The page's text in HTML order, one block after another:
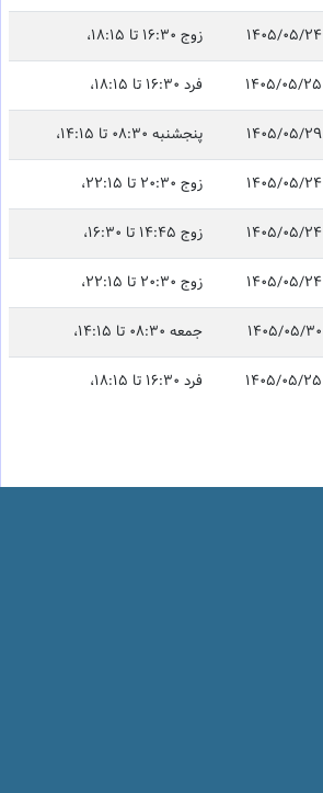
1405/05/24 زوج 16:30 تا 18:15،
1405/05/25 فرد 16:30 تا 18:15،
1405/05/29 پنجشنبه 08:30 تا 14:15،
1405/05/24 زوج 20:30 تا 22:15،
1405/05/24 زوج 14:45 تا 16:30،
1405/05/24 زوج 20:30 تا 22:15،
1405/05/30 جمعه 08:30 تا 14:15،
1405/05/25 فرد 16:30 تا 18:15،